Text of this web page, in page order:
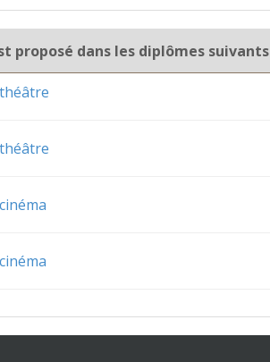
proposé dans les diplômes suivants